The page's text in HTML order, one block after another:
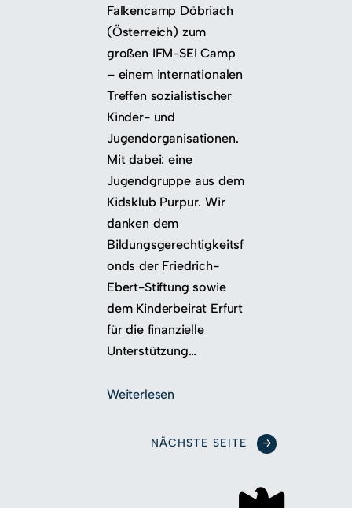
Falkencamp Döbriach
(Österreich) zum
großen IFM-SEI Camp
– einem internationalen
Treffen sozialistischer
Kinder- und
Jugendorganisationen.
Mit dabei: eine
Jugendgruppe aus dem
Kidsklub Purpur. Wir
danken dem
Bildungsgerechtigkeitsf
onds der Friedrich-
Ebert-Stiftung sowie
dem Kinderbeirat Erfurt
für die finanzielle
Unterstützung…
Weiterlesen
NÄCHSTE SEITE →